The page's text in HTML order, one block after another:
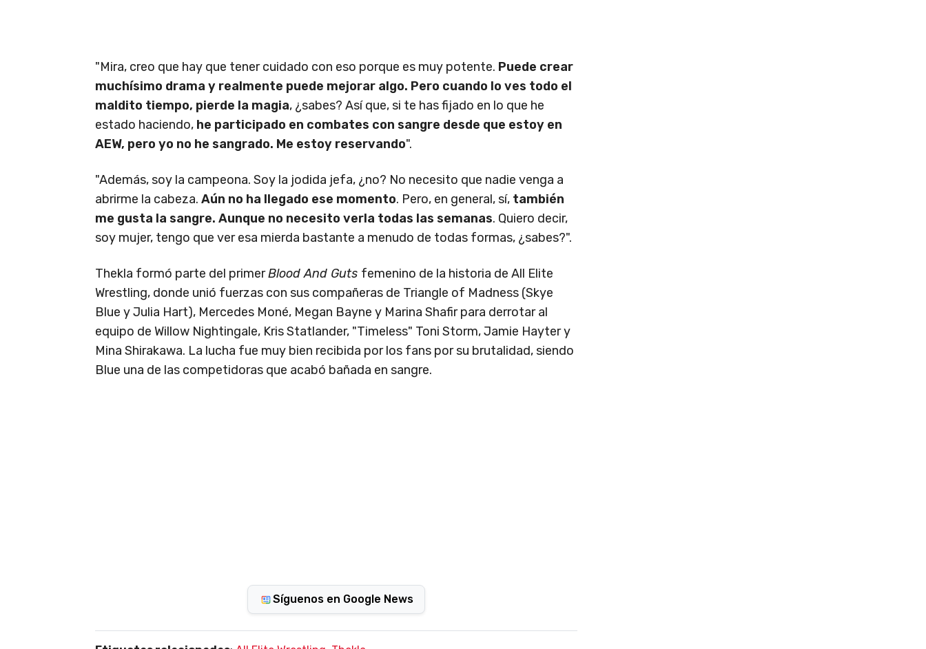
"Mira, creo que hay que tener cuidado con eso porque es muy potente. Puede crear
muchísimo drama y realmente puede mejorar algo. Pero cuando lo ves todo el
maldito tiempo, pierde la magia, ¿sabes? Así que, si te has fijado en lo que he
estado haciendo, he participado en combates con sangre desde que estoy en
AEW, pero yo no he sangrado. Me estoy reservando".
"Además, soy la campeona. Soy la jodida jefa, ¿no? No necesito que nadie venga a
abrirme la cabeza. Aún no ha llegado ese momento. Pero, en general, sí, también
me gusta la sangre. Aunque no necesito verla todas las semanas. Quiero decir,
soy mujer, tengo que ver esa mierda bastante a menudo de todas formas, ¿sabes?".
Thekla formó parte del primerBlood And Guts femenino de la historia de All Elite
Wrestling, donde unió fuerzas con sus compañeras de Triangle of Madness (Skye
Blue y Julia Hart), Mercedes Moné, Megan Bayne y Marina Shafir para derrotar al
equipo de Willow Nightingale, Kris Statlander, "Timeless" Toni Storm, Jamie Hayter y
Mina Shirakawa. La lucha fue muy bien recibida por los fans por su brutalidad, siendo
Blue una de las competidoras que acabó bañada en sangre.
Síguenos en Google News